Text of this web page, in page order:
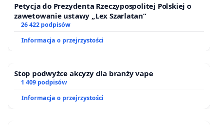
Petycja do Prezydenta Rzeczypospolitej Polskiej o
zawetowanie ustawy „Lex Szarlatan”
26 422 podpisów
Informacja o przejrzystości
Stop podwyżce akcyzy dla branży vape
1 409 podpisów
Informacja o przejrzystości